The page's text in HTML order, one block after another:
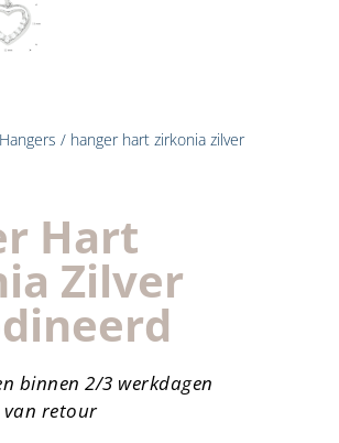
Hangers / hanger hart zirkonia zilver
Hart
Zilver
binnen 2/3 werkdagen
van retour